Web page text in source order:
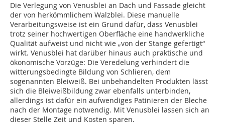
Die Verlegung von Venusblei an Dach und Fassade gleicht
der von herkömmlichem Walzblei. Diese manuelle
Verarbeitungsweise ist ein Grund dafür, dass Venusblei
trotz seiner hochwertigen Oberfläche eine handwerkliche
Qualität aufweist und nicht wie „von der Stange gefertigt“
wirkt. Venusblei hat darüber hinaus auch praktische und
ökonomische Vorzüge: Die Veredelung verhindert die
witterungsbedingte Bildung von Schlieren, dem
sogenannten Bleiweiß. Bei unbehandelten Produkten lässt
sich die Bleiweißbildung zwar ebenfalls unterbinden,
allerdings ist dafür ein aufwendiges Patinieren der Bleche
nach der Montage notwendig. Mit Venusblei lassen sich an
dieser Stelle Zeit und Kosten sparen.